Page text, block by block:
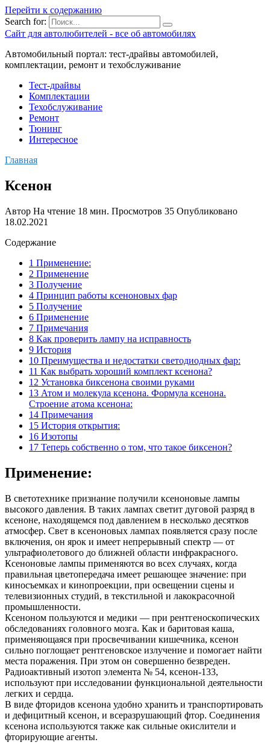
Перейти к содержанию
Search for:
Сайт для автолюбителей - все об автомобилях
Автомобильный портал: тест-драйвы автомобилей,
комплектации, ремонт и техобслуживание
Тест-драйвы
Комплектации
Техобслуживание
Ремонт
Тюнинг
Интересное
Главная
Ксенон
Автор На чтение 18 мин. Просмотров 35 Опубликовано
18.02.2021
Содержание
1 Применение:
2 Применение
3 Получение
4 Принцип работы ксеноновых фар
5 Получение
6 Применение
7 Примечания
8 Как проверить лампу на исправность
9 История
10 Преимущества и недостатки светодиодных фар:
11 Как выбрать хороший комплект ксенона?
12 Установка биксенона своими руками
13 Атом и молекула ксенона. Формула ксенона.
Строение атома ксенона:
14 Примечания
15 История открытия:
16 Изотопы
17 Теперь собственно о том, что такое биксенон?
Применение:
В светотехнике признание получили ксеноновые лампы
высокого давления. В таких лампах светит дуговой разряд в
ксеноне, находящемся под давлением в несколько десятков
атмосфер. Свет в ксеноновых лампах появляется сразу после
включения, он ярок и имеет непрерывный спектр — от
ультрафиолетового до ближней области инфракрасного.
Ксеноновые лампы применяются во всех случаях, когда
правильная цветопередача имеет решающее значение: при
киносъемках и кинопроекции, при освещении сцены и
телевизионных студий, в текстильной и лакокрасочной
промышленности.
Ксеноном пользуются и медики — при рентгеноскопических
обследованиях головного мозга. Как и баритовая каша,
применяющаяся при просвечивании кишечника, ксенон
сильно поглощает рентгеновское излучение и помогает найти
места поражения. При этом он совершенно безвреден.
Радиоактивный изотоп элемента № 54, ксенон-133,
используют при исследовании функциональной деятельности
легких и сердца.
В виде фторидов ксенона удобно хранить и транспортировать
и дефицитный ксенон, и всеразрушающий фтор. Соединения
ксенона используются также как сильные окислители и
фторирующие агенты.